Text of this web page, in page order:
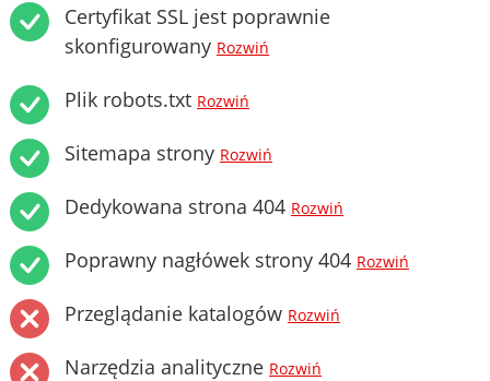
Certyfikat SSL jest poprawnie
skonfigurowany Rozwiń
Plik robots.txt Rozwiń
Sitemapa strony Rozwiń
Dedykowana strona 404 Rozwiń
Poprawny nagłówek strony 404 Rozwiń
Przeglądanie katalogów Rozwiń
Narzędzia analityczne Rozwiń